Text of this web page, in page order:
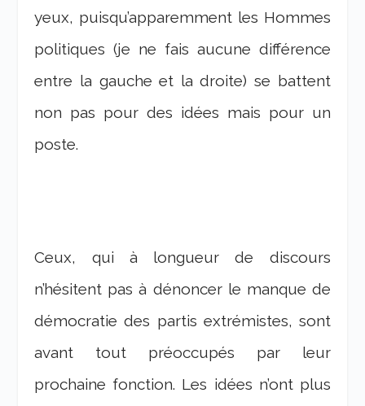
yeux, puisqu’apparemment les Hommes
politiques (je ne fais aucune différence
entre la gauche et la droite) se battent
non pas pour des idées mais pour un
poste.
Ceux, qui à longueur de discours
n’hésitent pas à dénoncer le manque de
démocratie des partis extrémistes, sont
avant tout préoccupés par leur
prochaine fonction. Les idées n’ont plus